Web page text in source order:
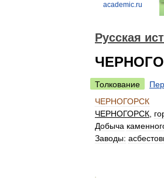
academic.ru
Русская
Толкование
ЧЕРНОГОРСК
ЧЕРНОГОРСК
Добыча
Заводы: